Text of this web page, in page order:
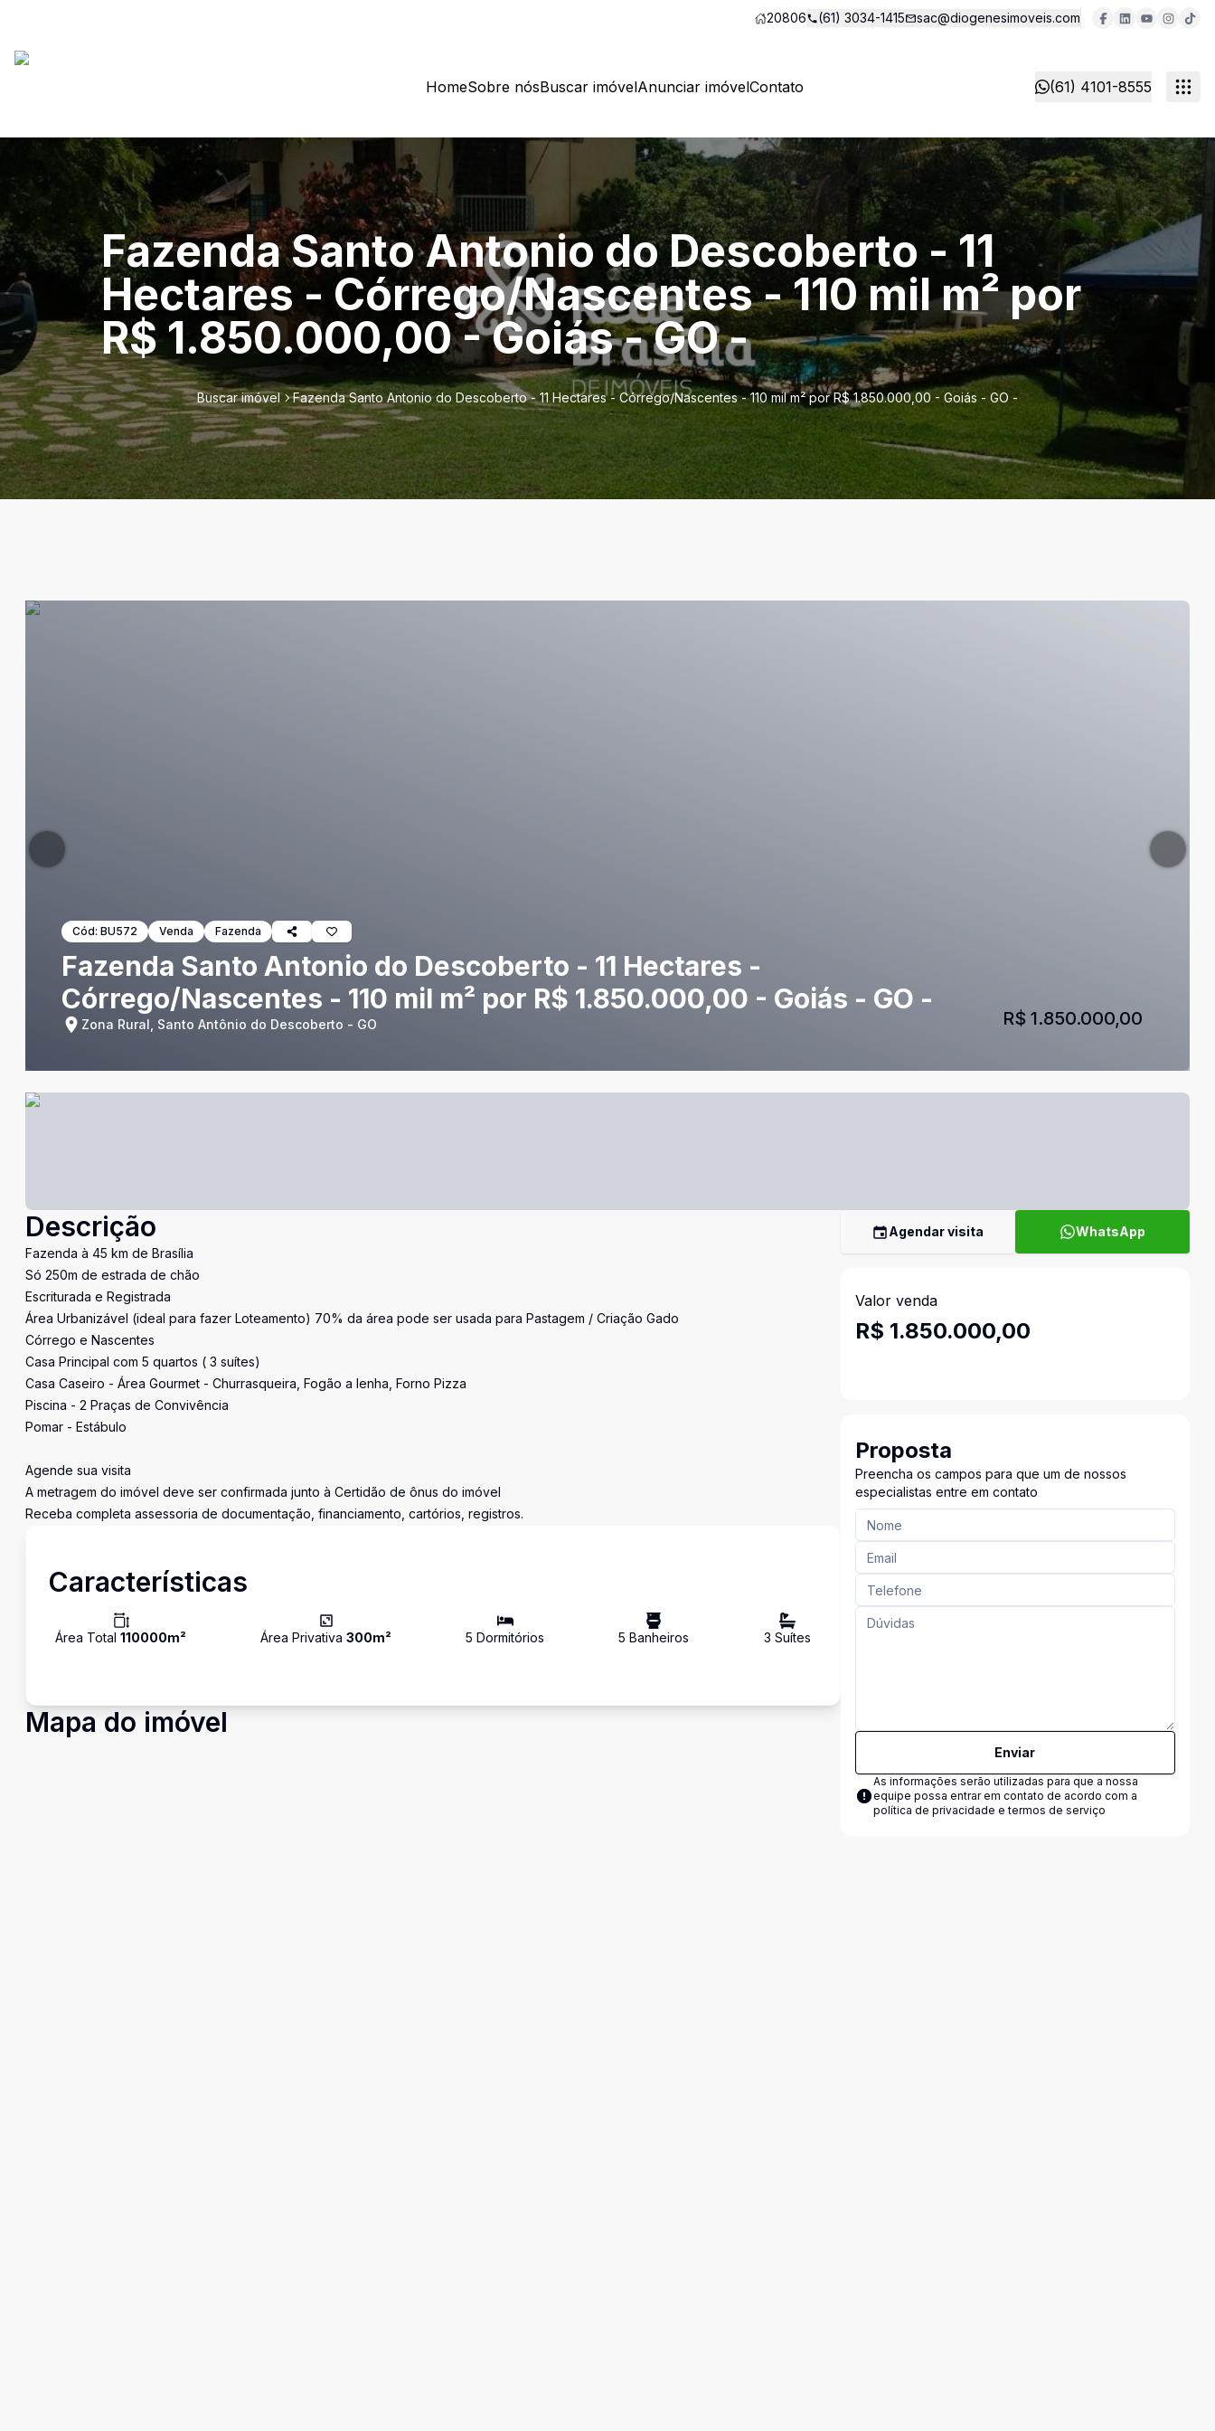
20806 (61) 3034-1415 sac@diogenesimoveis.com
HomeSobre nósBuscar imóvelAnunciar imóvelContato (61) 4101-8555
Fazenda Santo Antonio do Descoberto - 11
Hectares - Córrego/Nascentes - 110 mil m² por
R$ 1.850.000,00 - Goiás - GO -
Buscar imóvel Fazenda Santo Antonio do Descoberto - 11 Hectares - Córrego/Nascentes - 110 mil m² por R$ 1.850.000,00 - Goiás - GO -
Cód: BU572 Venda Fazenda
Fazenda Santo Antonio do Descoberto - 11 Hectares -
Córrego/Nascentes - 110 mil m² por R$ 1.850.000,00 - Goiás - GO -
Zona Rural, Santo Antônio do Descoberto - GO R$ 1.850.000,00
Descrição
Fazenda à 45 km de Brasília
Só 250m de estrada de chão
Escriturada e Registrada
Área Urbanizável (ideal para fazer Loteamento) 70% da área pode ser usada para Pastagem / Criação Gado
Córrego e Nascentes
Casa Principal com 5 quartos ( 3 suítes)
Casa Caseiro - Área Gourmet - Churrasqueira, Fogão a lenha, Forno Pizza
Piscina - 2 Praças de Convivência
Pomar - Estábulo
Agende sua visita
A metragem do imóvel deve ser confirmada junto à Certidão de ônus do imóvel
Receba completa assessoria de documentação, financiamento, cartórios, registros.
Características
Área Total 110000m² Área Privativa300m² 5 Dormitórios 5 Banheiros 3 Suítes
Mapa do imóvel
Agendar visita WhatsApp
Valor venda
R$ 1.850.000,00
Proposta
Preencha os campos para que um de nossos
especialistas entre em contato
Enviar
As informações serão utilizadas para que a nossa
equipe possa entrar em contato de acordo com a
política de privacidade e termos de serviço